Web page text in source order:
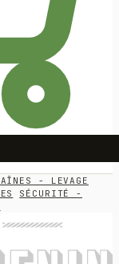
- LEVAGE
SÉCURITÉ -